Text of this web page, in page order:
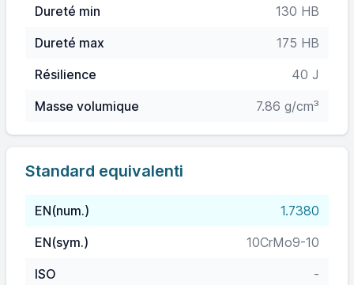
Dureté min
130 HB
Dureté max
175 HB
Résilience
40 J
Masse volumique
7.86 g/cm³
Standard equivalenti
EN(num.)
1.7380
EN(sym.)
10CrMo9-10
ISO
-